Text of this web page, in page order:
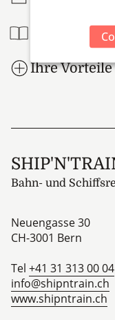
Ihre Vorteile
Bahn- und
Neuengasse 30
CH-3001 Bern
Tel +41 31 313 00 04
info@shipntrain.ch
www.shipntrain.ch